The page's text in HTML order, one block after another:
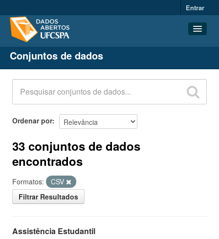
Entrar
Conjuntos de dados
Organizações
Grupos
Sobre
Conjuntos de dados
Ordenar por
33 conjuntos de dados
encontrados
Formatos:
CSV
Filtrar Resultados
Assistência Estudantil